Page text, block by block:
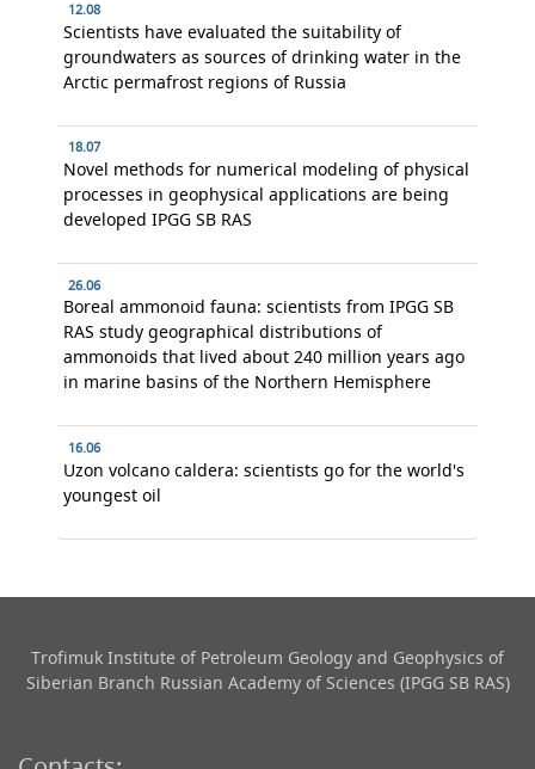
12.08
Scientists have evaluated the suitability of
groundwaters as sources of drinking water in the
Arctic permafrost regions of Russia
18.07
Novel methods for numerical modeling of physical
processes in geophysical applications are being
developed IPGG SB RAS
26.06
Boreal ammonoid fauna: scientists from IPGG SB
RAS study geographical distributions of
ammonoids that lived about 240 million years ago
in marine basins of the Northern Hemisphere
16.06
Uzon volcano caldera: scientists go for the world's
youngest oil
Trofimuk Institute of Petroleum Geology and Geophysics​ of
Siberian Branch Russian Academy of Sciences (IPGG SB RAS)